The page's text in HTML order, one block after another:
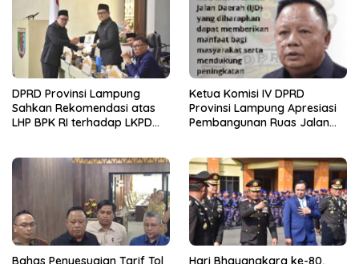
DPRD Provinsi Lampung
Sahkan Rekomendasi atas
LHP BPK RI terhadap LKPD
2025
Ketua Komisi IV DPRD
Provinsi Lampung Apresiasi
Pembangunan Ruas Jalan
Bahas Penyesuaian Tarif Tol
Hari Bhayangkara ke-80,